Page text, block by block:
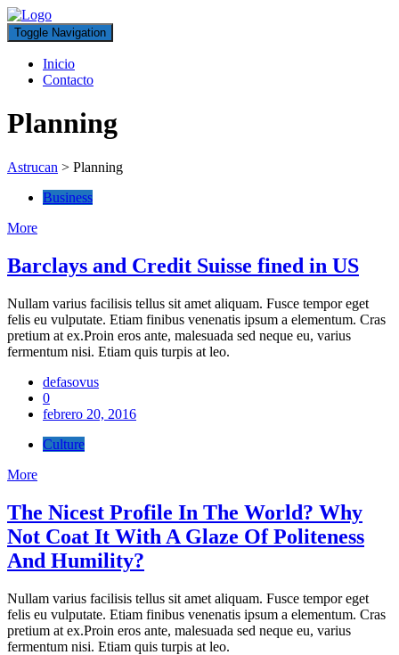
Toggle Navigation
Inicio
Contacto
Planning
Astrucan > Planning
Business
More
Barclays and Credit Suisse fined in US
Nullam varius facilisis tellus sit amet aliquam. Fusce tempor eget
felis eu vulputate. Etiam finibus venenatis ipsum a elementum. Cras
pretium at ex.Proin eros ante, malesuada sed neque eu, varius
fermentum nisi. Etiam quis turpis at leo.
defasovus
0
febrero 20, 2016
Culture
More
The Nicest Profile In The World? Why
Not Coat It With A Glaze Of Politeness
And Humility?
Nullam varius facilisis tellus sit amet aliquam. Fusce tempor eget
felis eu vulputate. Etiam finibus venenatis ipsum a elementum. Cras
pretium at ex.Proin eros ante, malesuada sed neque eu, varius
fermentum nisi. Etiam quis turpis at leo.